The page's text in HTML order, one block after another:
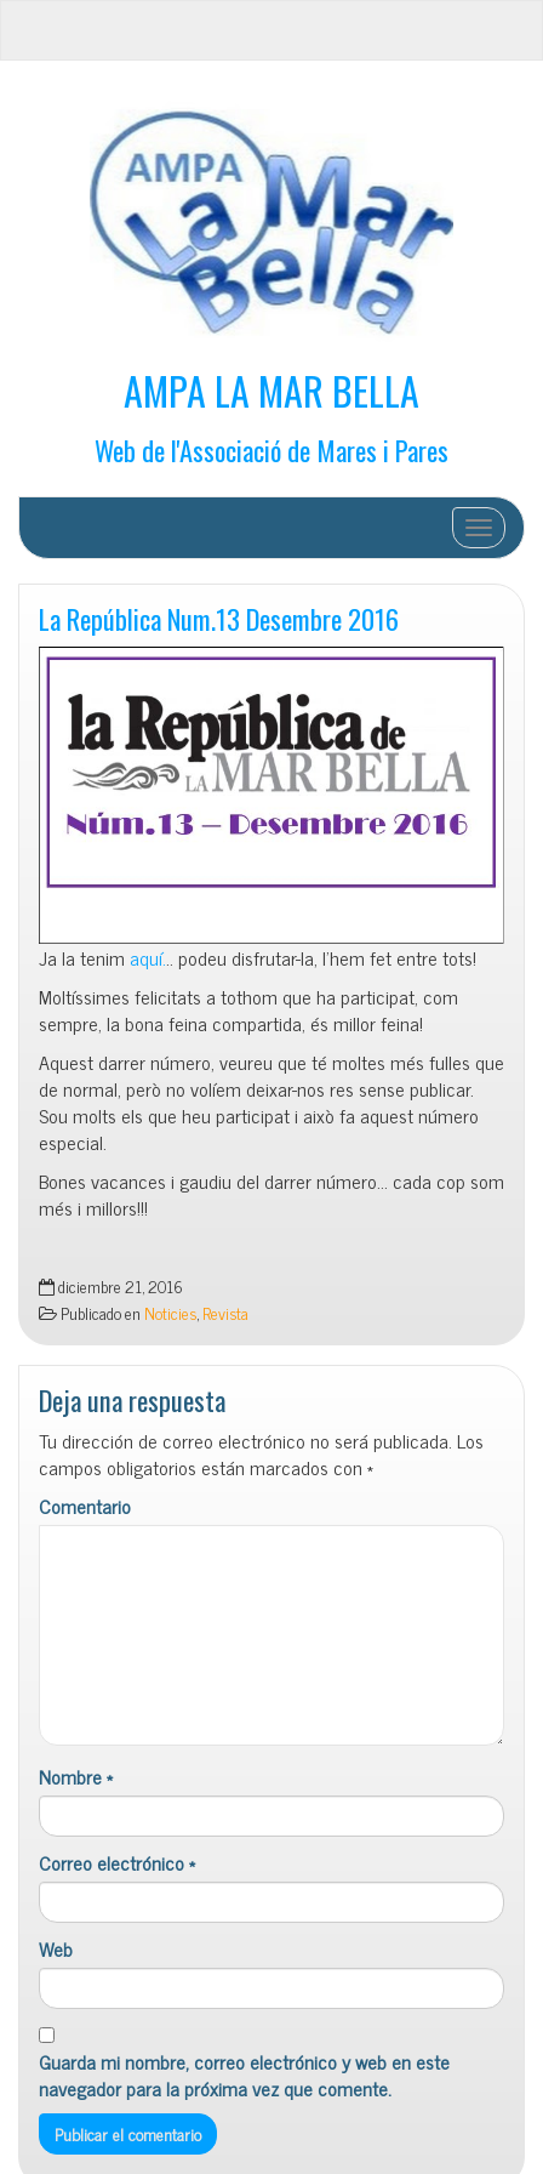
AMPA LA MAR BELLA
Web de l'Associació de Mares i Pares
Cambiar
La República Num.13 Desembre 2016
Ja la tenim aquí... podeu disfrutar-la, l’hem fet entre tots!
Moltíssimes felicitats a tothom que ha participat, com
sempre, la bona feina compartida, és millor feina!
Aquest darrer número, veureu que té moltes més fulles que
de normal, però no volíem deixar-nos res sense publicar.
Sou molts els que heu participat i això fa aquest número
especial.
Bones vacances i gaudiu del darrer número… cada cop som
més i millors!!!
diciembre 21, 2016
Publicado en Noticies,Revista
Deja una respuesta
Tu dirección de correo electrónico no será publicada.Los
campos obligatorios están marcados con*
Comentario
Nombre*
Correo electrónico*
Web
Guarda mi nombre, correo electrónico y web en este
navegador para la próxima vez que comente.